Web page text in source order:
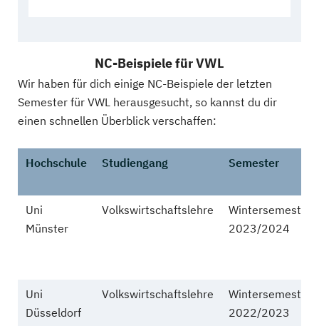
NC-Beispiele für VWL
Wir haben für dich einige NC-Beispiele der letzten
Semester für VWL herausgesucht, so kannst du dir
einen schnellen Überblick verschaffen:
Hochschule Studiengang Semester
Uni
Münster
Volkswirtschaftslehre
Wintersemester
2023/2024
Uni
Düsseldorf
Volkswirtschaftslehre
Wintersemester
2022/2023